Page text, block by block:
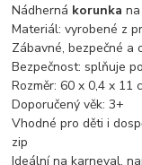
Nádherná korunka
Materiál: vyrobené z
Zábavné, bezpečné a
Bezpečnost: splňuje
Rozměr: 60 x 0,4 x 11
Doporučený věk: 3+
Vhodné pro děti i
zip
Ideální na karneval,